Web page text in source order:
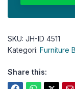
SKU: JH-ID 4511
Kategori: Furniture
Share this: